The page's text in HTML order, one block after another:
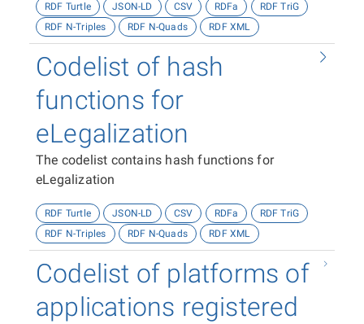
RDF Turtle JSON-LD CSV RDFa
RDF TriG
RDF N-Triples
RDF N-Quads RDF XML
Codelist of hash
functions for
eLegalization
The codelist contains hash functions for
eLegalization
RDF Turtle JSON-LD CSV RDFa
RDF TriG
RDF N-Triples
RDF N-Quads RDF XML
Codelist of platforms of
applications registered